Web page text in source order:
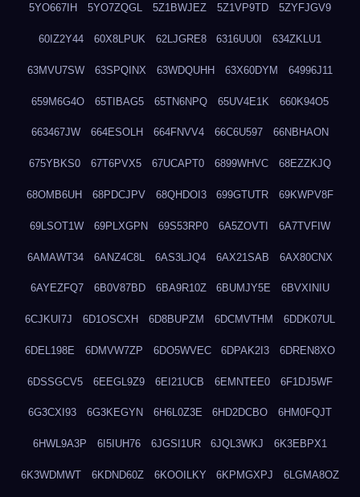
5YO667IH 5YO7ZQGL 5Z1BWJEZ 5Z1VP9TD 5ZYFJGV9
60IZ2Y44 60X8LPUK 62LJGRE8 6316UU0I 634ZKLU1
63MVU7SW 63SPQINX 63WDQUHH 63X60DYM 64996J11
659M6G4O 65TIBAG5 65TN6NPQ 65UV4E1K 660K94O5
663467JW 664ESOLH 664FNVV4 66C6U597 66NBHAON
675YBKS0 67T6PVX5 67UCAPT0 6899WHVC 68EZZKJQ
68OMB6UH 68PDCJPV 68QHDOI3 699GTUTR 69KWPV8F
69LSOT1W 69PLXGPN 69S53RP0 6A5ZOVTI 6A7TVFIW
6AMAWT34 6ANZ4C8L 6AS3LJQ4 6AX21SAB 6AX80CNX
6AYEZFQ7 6B0V87BD 6BA9R10Z 6BUMJY5E 6BVXINIU
6CJKUI7J 6D1OSCXH 6D8BUPZM 6DCMVTHM 6DDK07UL
6DEL198E 6DMVW7ZP 6DO5WVEC 6DPAK2I3 6DREN8XO
6DSSGCV5 6EEGL9Z9 6EI21UCB 6EMNTEE0 6F1DJ5WF
6G3CXI93 6G3KEGYN 6H6L0Z3E 6HD2DCBO 6HM0FQJT
6HWL9A3P 6I5IUH76 6JGSI1UR 6JQL3WKJ 6K3EBPX1
6K3WDMWT 6KDND60Z 6KOOILKY 6KPMGXPJ 6LGMA8OZ